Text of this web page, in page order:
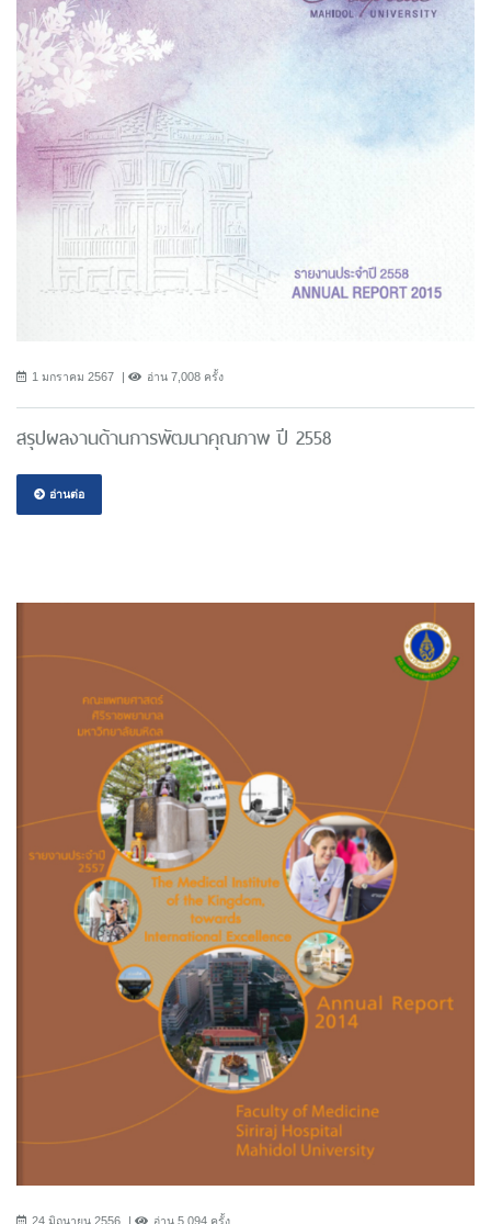
1 มกราคม 2567 อ่าน 7,008 ครั้ง
สรุปผลงานด้านการพัฒนาคุณภาพ ปี 2558
อ่านต่อ
24 มิถุนายน 2556 อ่าน 5,094 ครั้ง